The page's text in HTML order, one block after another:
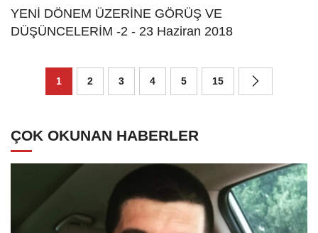
YENİ DÖNEM ÜZERİNE GÖRÜŞ VE
DÜŞÜNCELERİM -2 - 23 Haziran 2018
1 2 3 4 5 15
ÇOK OKUNAN HABERLER